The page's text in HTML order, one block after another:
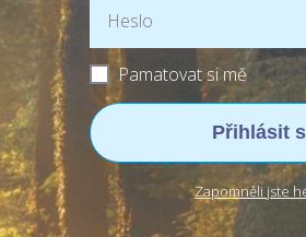
Pamatovat si mě
Přihlásit
Zapomněli jste